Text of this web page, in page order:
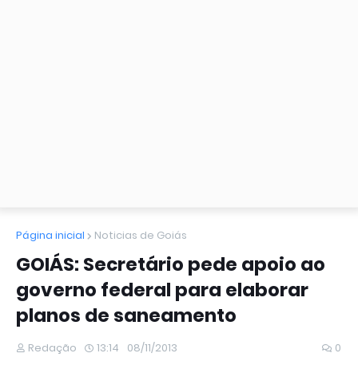
Página inicial Noticias de Goiás
GOIÁS: Secretário pede apoio ao
governo federal para elaborar
planos de saneamento
Redação 13:14 08/11/2013 0